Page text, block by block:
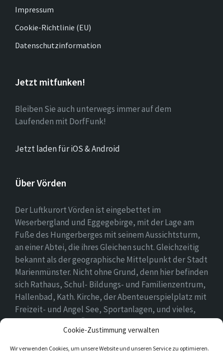
Cookie-Zustimmung verwalten
Wir verwenden Cookies, um unsere Website und unseren Service zu optimieren.
Impressum
Cookie-Richtlinie (EU)
Datenschutzinformation
Jetzt mitfunken!
Bleiben Sie auch unterwegs immer auf dem
Laufenden mit DorfFunk!
Jetzt laden für iOS & Android
Über Vörden
Der Luftkurort Vörden ist eingebettet im
Weserbergland und Eggegebirge, mit der Lage am
Fuße des Hungerberges mit seinem Aussichtsturm,
an einer Abtei, die ihres Gleichen sucht. Gleichzeitig
bekannt als der geographische Mittelpunkt der Stadt
Marienmünster. Nicht ohne Grund, denn hier befinden
sich Rathaus, Schul- Bildungs- und Familienzentrum,
Hallenbad, Kath. Kirche, der Abenteuerspielplatz mit
Freizeit- und Angel See, Sportanlagen, und vieles,
vieles mehr. Einen Überblick findet ihr hier auf
unserer Webseite..